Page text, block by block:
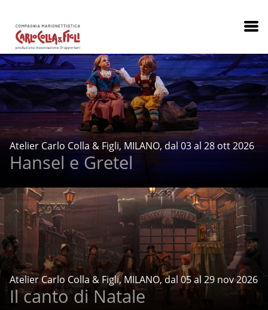
Atelier Carlo Colla & Figli, MILANO, dal 03 al 28 ott 2026
Hansel e Gretel
Atelier Carlo Colla & Figli, MILANO, dal 05 al 29 nov 2026
Il canto di Natale